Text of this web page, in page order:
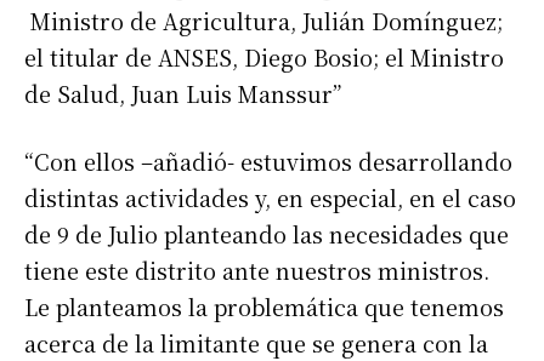
Ministro de Agricultura, Julián Domínguez;
el titular de ANSES, Diego Bosio; el Ministro
de Salud, Juan Luis Manssur”
“Con ellos –añadió- estuvimos desarrollando
distintas actividades y, en especial, en el caso
de 9 de Julio planteando las necesidades que
tiene este distrito ante nuestros ministros.
Le planteamos la problemática que tenemos
acerca de la limitante que se genera con la